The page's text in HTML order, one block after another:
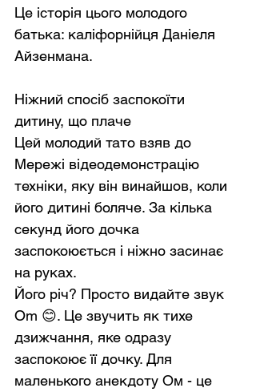
Це історія цього молодого
батька: каліфорнійця Даніеля
Айзенмана.
Ніжний спосіб заспокоїти
дитину, що плаче
Цей молодий тато взяв до
Мережі відеодемонстрацію
техніки, яку він винайшов, коли
його дитині боляче. За кілька
секунд його дочка
заспокоюється і ніжно засинає
на руках.
Його річ? Просто видайте звук
Om 😊. Це звучить як тихе
дзижчання, яке одразу
заспокоює її дочку. Для
маленького анекдоту Ом - це